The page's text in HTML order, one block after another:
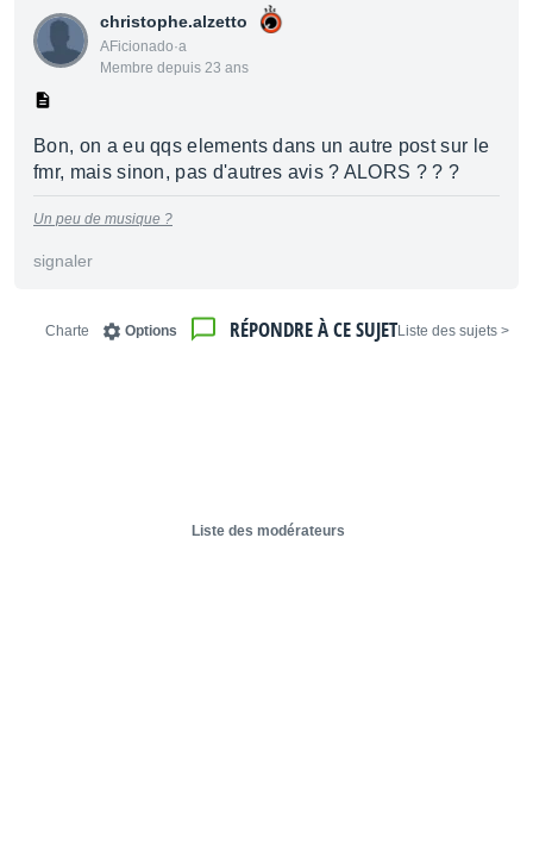
christophe.alzetto
AFicionado·a
Membre depuis 23 ans
Bon, on a eu qqs elements dans un autre post sur le
fmr, mais sinon, pas d'autres avis ? ALORS ? ? ?
Un peu de musique ?
signaler
< Liste des sujets
RÉPONDRE À CE SUJET
Options
Charte
Liste des modérateurs